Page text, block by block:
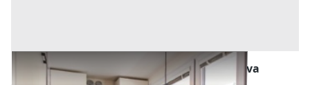
Abitazione di Tipo Popolare all'asta a Padova